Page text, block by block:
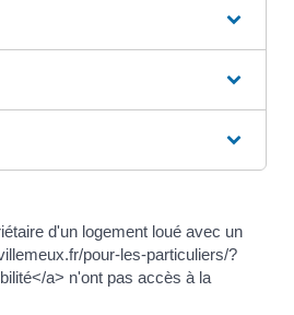
d'un logement loué avec un
pour-les-particuliers/?
a> n'ont pas accès à la